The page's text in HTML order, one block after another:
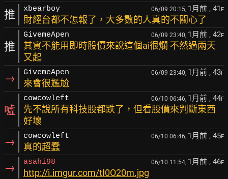
推 xbearboy 06/09 20:15, 1月前 , 41 F
財經台都不怎報了，大多數的人真的不關心了
推
GivemeApen 06/09 23:40, 1月前 , 42F
其實不能用即時股價來說這個ai很爛 不然過兩天
又起
→ GivemeApen 06/09 23:40, 1月前 , 43F
來會很尷尬
噓
cowcowleft 06/10 06:46, 1月前 , 44F
先不說所有科技股都跌了，但看股價來判斷東西
好壞
→ cowcowleft 06/10 06:46, 1月前 , 45F
真的超蠢
→ asahi98 06/10 11:54, 1月前 , 46F
http://i.imgur.com/tI0O20m.jpg